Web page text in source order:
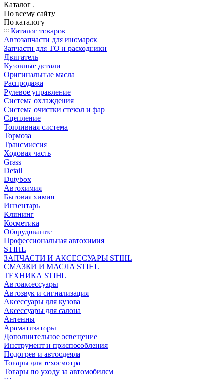
Каталог
По всему сайту
По каталогу
Каталог товаров
Автозапчасти для иномарок
Запчасти для ТО и расходники
Двигатель
Кузовные детали
Оригинальные масла
Распродажа
Рулевое управление
Система охлаждения
Система очистки стекол и фар
Сцепление
Топливная система
Тормоза
Трансмиссия
Ходовая часть
Grass
Detail
Dutybox
Автохимия
Бытовая химия
Инвентарь
Клининг
Косметика
Оборудование
Профессиональная автохимия
STIHL
ЗАПЧАСТИ И АКСЕССУАРЫ STIHL
СМАЗКИ И МАСЛА STIHL
ТЕХНИКА STIHL
Автоаксессуары
Автозвук и сигнализация
Аксессуары для кузова
Аксессуары для салона
Антенны
Ароматизаторы
Дополнительное освещение
Инструмент и приспособления
Подогрев и автоодеяла
Товары для техосмотра
Товары по уходу за автомобилем